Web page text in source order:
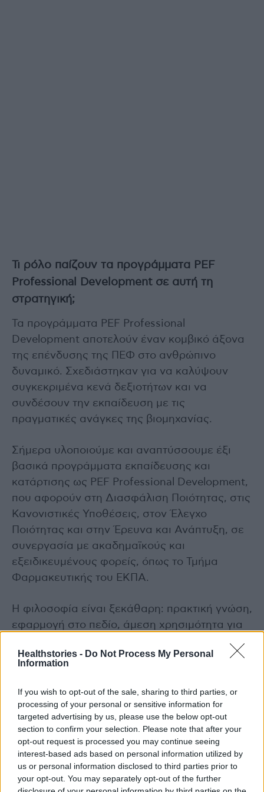
Healthstories - Do Not Process My Personal
Information
If you wish to opt-out of the sale, sharing to third parties, or
processing of your personal or sensitive information for
targeted advertising by us, please use the below opt-out
section to confirm your selection. Please note that after your
opt-out request is processed you may continue seeing
interest-based ads based on personal information utilized by
us or personal information disclosed to third parties prior to
your opt-out. You may separately opt-out of the further
Τι ρόλο παίζουν τα προγράμματα PEF
Professional Development σε αυτή τη
στρατηγική;
Τα προγράμματα PEF Professional
Development αποτελούν έναν κομβικό άξονα
της επένδυσης της ΠΕΦ στο ανθρώπινο
δυναμικό. Σχεδιάστηκαν για να καλύψουν
συγκεκριμένα κενά δεξιοτήτων και να
συνδέσουν την εκπαίδευση με τις
πραγματικές ανάγκες της βιομηχανίας.
Σήμερα υλοποιούμε και αναπτύσσουμε έξι
βασικά προγράμματα εκπαίδευσης και
κατάρτισης ως PEF Professional Development,
που αφορούν στη Διασφάλιση Ποιότητας, στις
Κανονιστικές Υποθέσεις, στον Έλεγχο
Ποιότητας και στην Έρευνα και Ανάπτυξη, σε
συνεργασία με ακαδημαϊκούς και
εξειδικευμένους φορείς, όπως το Τμήμα
Φαρμακευτικής του ΕΚΠΑ.
Η φιλοσοφία είναι ξεκάθαρη: πρακτική γνώση,
εφαρμογή στο πεδίο, άμεση χρησιμότητα για
τις επιχειρήσεις και τους εργαζόμενους. Δεν
πρόκειται για μια θεωρητική άσκηση, αλλά για
την ποιότητα και τη διεθνή ανταγωνιστικότητα
του κλάδου.
Πριν από λίγες ημέρες υπογράψατε με την
ηγεσία του Υπουργείου Παιδείας την ίδρυση
της πρώτης Ακαδημίας Επαγγελματικής
Κατάρτισης Φαρμάκου. Γιατί θεωρείτε τόσο